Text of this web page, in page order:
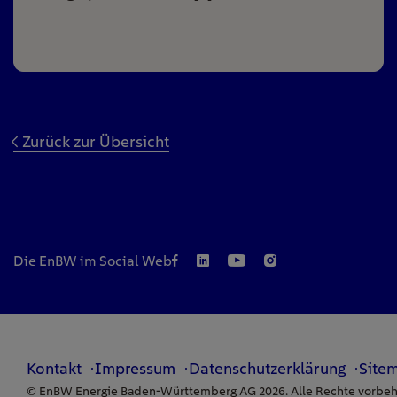
Zurück zur Übersicht
Die EnBW im Social Web
Kontakt Impressum Datenschutzerklärung
© EnBW Energie Baden-Württemberg AG 2026. Alle Rechte